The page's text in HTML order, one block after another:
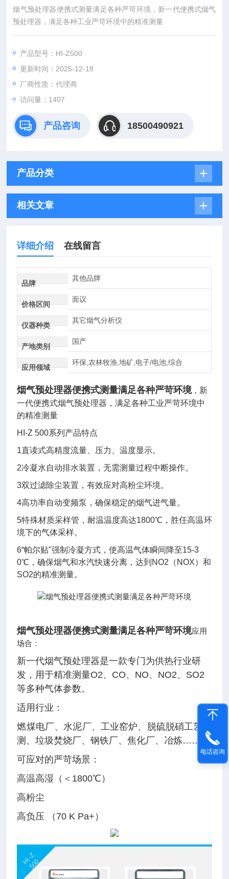
烟气预处理器便携式测量满足各种严苛环境，新一代便携式烟气
预处理器，满足各种工业严苛环境中的精准测量
产品型号：HI-Z500
更新时间：2025-12-18
厂商性质：代理商
访问量：1407
产品咨询 18500490921
产品分类
相关文章
详细介绍 在线留言
品牌
其他品牌
价格区间
面议
仪器种类
其它烟气分析仪
产地类别
国产
应用领域
环保,农林牧渔,地矿,电子/电池,综合
烟气预处理器便携式测量满足各种严苛环境， 新
一代便携式烟气预处理器，满足各种工业严苛环境中
的精准测量
HI-Z 500系列产品特点
1直读式高精度流量、压力、温度显示。
2冷凝水自动排水装置，无需测量过程中断操作。
3双过滤除尘装置，有效应对高粉尘环境。
4高功率自动变频泵，确保稳定的烟气进气量。
5特殊材质采样管，耐温温度高达1800℃，胜任高温环
境下的气体采样。
6“帕尔贴"强制冷凝方式，使高温气体瞬间降至15-3
0℃，确保烟气和水汽快速分离，达到NO2（NOX）和
SO2的精准测量。
烟气预处理器便携式测量满足各种严苛环境应用
场合：
新一代烟气预处理器是一款专门为供热行业研
发，用于精准测量O2、CO、NO、NO2、SO2
等多种气体参数。
适用行业：
燃煤电厂、水泥厂、工业窑炉、脱硫脱硝工艺检
测、垃圾焚烧厂、钢铁厂、焦化厂、冶炼……
可应对的严苛场景：
高温高湿（＜1800℃）
高粉尘
高负压 （70 K Pa+）
电话咨询